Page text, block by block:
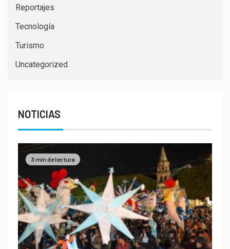
Reportajes
Tecnología
Turismo
Uncategorized
NOTICIAS
3 min de lectura